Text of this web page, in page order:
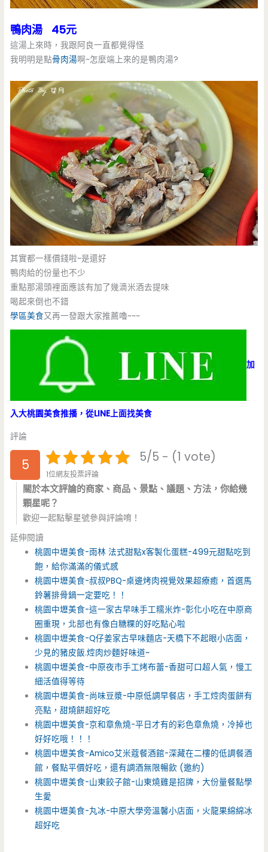
鴨肉湯 45元
這湯上來時，我跟阿良一直都覺得怪
我明明是點骨肉湯啊~怎麼端上來的是鴨肉湯?
其實都一樣價錢啦~是還好
鴨肉給的份量也不少
重點那湯頭裡面應該有加了幾滴米酒去提味
喝起來倒也不錯
學區美食又再一發跟大家推薦嚕~~~
加
入大桃園美食推播，從LINE上面找美食
評論
5 5/5 - (1 vote)
1位網友投票評論
關於本文評論的商家、商品、景點、議題、方法，你給幾
顆星呢？
歡迎一起點擊星號參與評論唷！
延伸閱讀
桃園中壢美食-雨林 法式甜點x客製化蛋糕-499元甜點吃到
飽，給你滿滿的儀式感
桃園中壢美食-叔叔PBQ-桌邊烤肉視覺效果超療癒，首選馬
鈴薯排骨鍋一定要吃！！
桃園中壢美食-這一家古早味手工糯米炸-彰化小吃在中原商
圈重現，北部也有像白糖粿的好吃點心啦
桃園中壢美食-Q仔姜家古早味麵店-天橋下不起眼小店面，
少見的豬皮飯.焢肉炒麵好味道~
桃園中壢美食-中原夜市手工烤布蕾-香甜可口超人氣，慢工
細活值得等待
桃園中壢美食-尚味豆漿-中原低調早餐店，手工焢肉蛋餅有
亮點，甜燒餅超好吃
桃園中壢美食-京和章魚燒-平日才有的彩色章魚燒，冷掉也
好好吃哦！！！
桃園中壢美食-Amico艾米蔻餐酒館-深藏在二樓的低調餐酒
館，餐點平價好吃，還有調酒無限暢飲 (邀約)
桃園中壢美食-山東餃子館-山東燒雞是招牌，大份量餐點學
生愛
桃園中壢美食-丸冰-中原大學旁溫馨小店面，火龍果綿綿冰
超好吃